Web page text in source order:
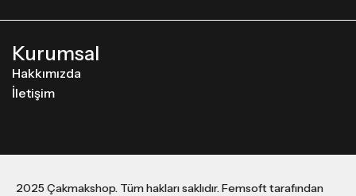
Kurumsal
Hakkımızda
İletişim
2025 Çakmakshop. Tüm hakları saklıdır. Femsoft tarafından